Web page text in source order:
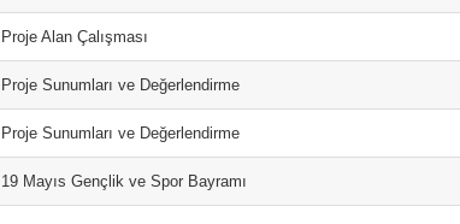
Proje Alan Çalışması
Proje Sunumları ve Değerlendirme
Proje Sunumları ve Değerlendirme
19 Mayıs Gençlik ve Spor Bayramı